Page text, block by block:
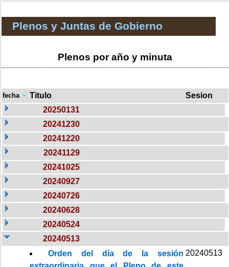
Plenos y Juntas de Gobierno
Plenos por año y minuta
fecha Titulo
Sesion
20250131
20241230
20241220
20241129
20241025
20240927
20240726
20240628
20240524
20240513
Orden del día de la sesión 20240513